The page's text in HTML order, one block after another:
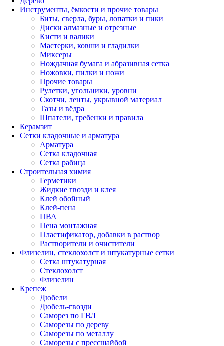
Инструменты, ёмкости и прочие товары
Биты, сверла, буры, лопатки и пики
Диски алмазные и отрезные
Кисти и валики
Мастерки, ковши и гладилки
Миксеры
Нождачная бумага и абразивная сетка
Ножовки, пилки и ножи
Прочие товары
Рулетки, угольники, уровни
Скотчи, ленты, укрывной материал
Тазы и вёдра
Шпатели, гребенки и правила
Керамзит
Сетки кладочные и арматура
Арматура
Сетка кладочная
Сетка рабица
Строительная химия
Герметики
Жидкие гвозди и клея
Клей обойный
Клей-пена
ПВА
Пена монтажная
Пластификатор, добавки в раствор
Растворители и очистители
Флизелин, стеклохолст и штукатурные сетки
Сетка штукатурная
Стеклохолст
Флизелин
Крепеж
Дюбели
Дюбель-гвозди
Саморез по ГВЛ
Саморезы по дереву
Саморезы по металлу
Саморезы с прессшайбой